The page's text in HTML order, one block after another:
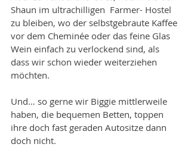
Shaun im ultrachilligen  Farmer- Hostel
zu bleiben, wo der selbstgebraute Kaffee
vor dem Cheminée oder das feine Glas
Wein einfach zu verlockend sind, als
dass wir schon wieder weiterziehen
möchten.
Und… so gerne wir Biggie mittlerweile
haben, die bequemen Betten, toppen
ihre doch fast geraden Autositze dann
doch nicht.